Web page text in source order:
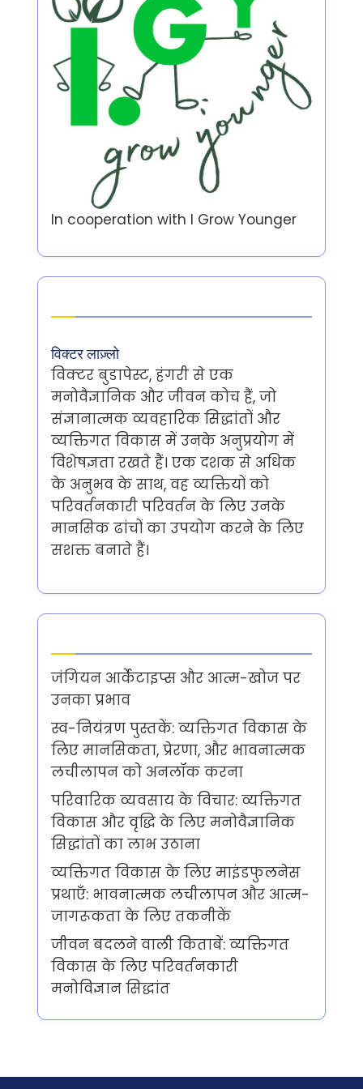
In cooperation with I Grow Younger
विक्टर लाज़्लो
विक्टर बुडापेस्ट, हंगरी से एक
मनोवैज्ञानिक और जीवन कोच हैं, जो
संज्ञानात्मक व्यवहारिक सिद्धांतों और
व्यक्तिगत विकास में उनके अनुप्रयोग में
विशेषज्ञता रखते हैं। एक दशक से अधिक
के अनुभव के साथ, वह व्यक्तियों को
परिवर्तनकारी परिवर्तन के लिए उनके
मानसिक ढांचों का उपयोग करने के लिए
सशक्त बनाते हैं।
जंगियन आर्केटाइप्स और आत्म-खोज पर
उनका प्रभाव
स्व-नियंत्रण पुस्तकें: व्यक्तिगत विकास के
लिए मानसिकता, प्रेरणा, और भावनात्मक
लचीलापन को अनलॉक करना
परिवारिक व्यवसाय के विचार: व्यक्तिगत
विकास और वृद्धि के लिए मनोवैज्ञानिक
सिद्धांतों का लाभ उठाना
व्यक्तिगत विकास के लिए माइंडफुलनेस
प्रथाएँ: भावनात्मक लचीलापन और आत्म-
जागरूकता के लिए तकनीकें
जीवन बदलने वाली किताबें: व्यक्तिगत
विकास के लिए परिवर्तनकारी
मनोविज्ञान सिद्धांत